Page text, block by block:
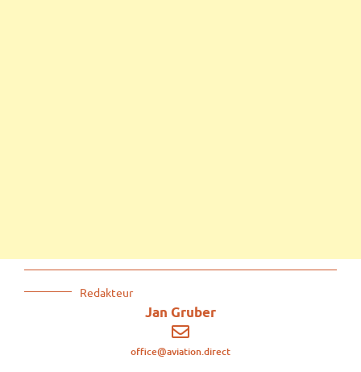
Redakteur
Jan Gruber
office@aviation.direct